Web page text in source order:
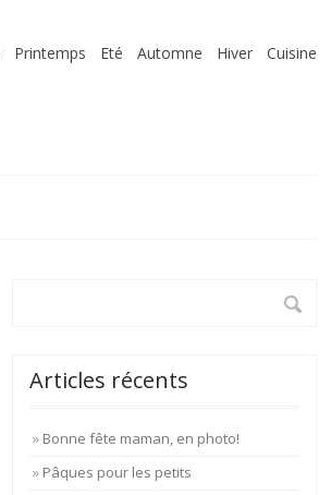
Printemps Eté Automne Hiver Cuisine
Articles récents
Bonne fête maman, en photo!
Pâques pour les petits